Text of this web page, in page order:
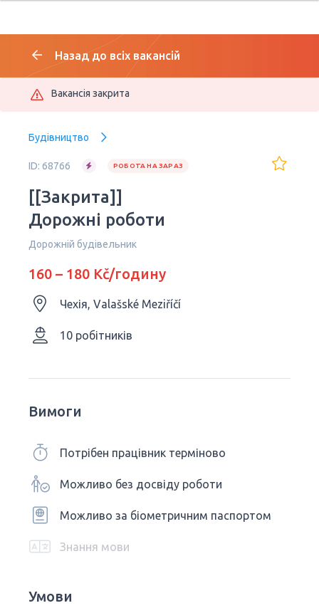
Назад до всіх вакансій
Вакансія закрита
Будівництво
ID: 68766 РОБОТА НА ЗАРАЗ
[[Закрита]]
Дорожні роботи
Дорожній будівельник
160 – 180 Kč/годину
Чехія, Valašské Meziříčí
10 робітників
Вимоги
Потрібен працівник терміново
Можливо без досвіду роботи
Можливо за біометричним паспортом
Знання мови
Умови